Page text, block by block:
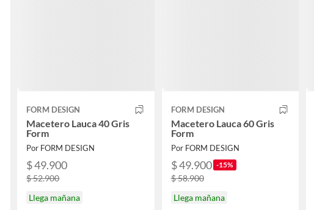
FORM DESIGN
Macetero Lauca 40 Gris
Form
Por FORM DESIGN
$ 49.900
$ 52.900
Llega mañana
FORM DESIGN
Macetero Lauca 60 Gris
Form
Por FORM DESIGN
$ 49.900 -15%
$ 58.900
Llega mañana